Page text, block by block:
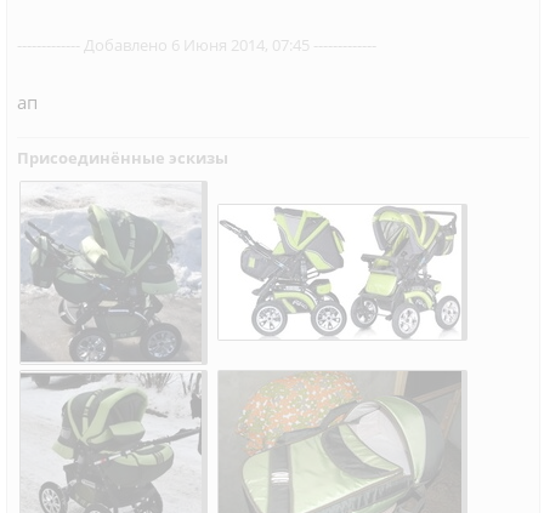
------------- Добавлено 6 Июня 2014, 07:45 -------------
ап
Присоединённые эскизы